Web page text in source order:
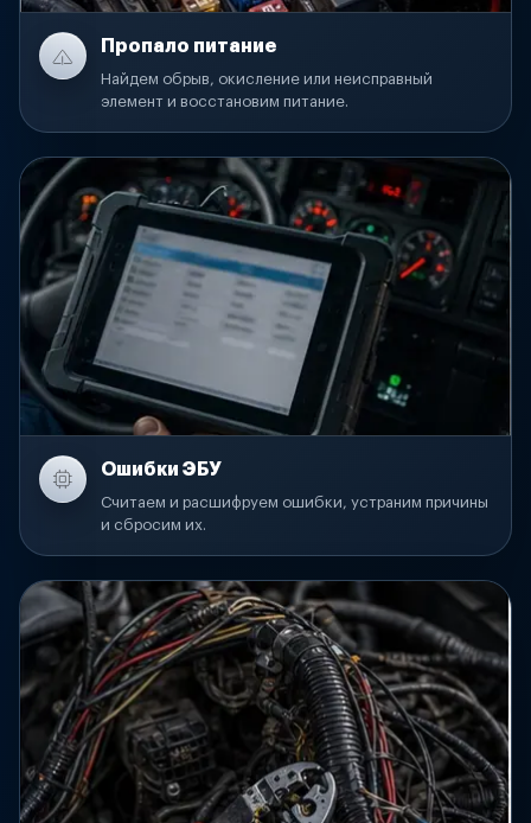
Пропало питание
Найдем обрыв, окисление или неисправный
элемент и восстановим питание.
Ошибки ЭБУ
Считаем и расшифруем ошибки, устраним причины
и сбросим их.